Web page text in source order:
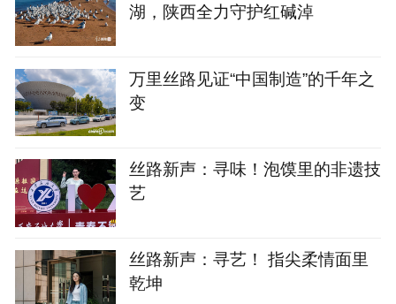
湖，陕西全力守护红碱淖
万里丝路见证“中国制造”的千年之
变
丝路新声：寻味！泡馍里的非遗技
艺
丝路新声：寻艺！ 指尖柔情面里
乾坤